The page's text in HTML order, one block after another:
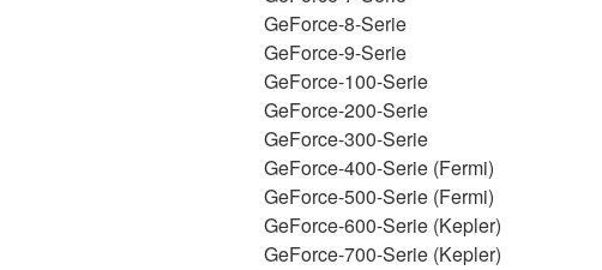
GeForce-8-Serie
GeForce-9-Serie
GeForce-100-Serie
GeForce-200-Serie
GeForce-300-Serie
GeForce-400-Serie (Fermi)
GeForce-500-Serie (Fermi)
GeForce-600-Serie (Kepler)
GeForce-700-Serie (Kepler)